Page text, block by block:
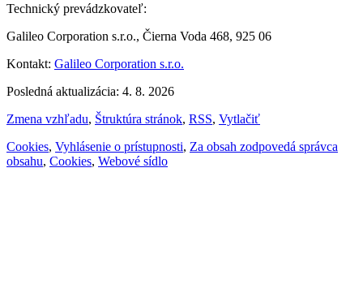
Technický prevádzkovateľ:
Galileo Corporation s.r.o., Čierna Voda 468, 925 06
Kontakt: Galileo Corporation s.r.o.
Posledná aktualizácia: 4. 8. 2026
Zmena vzhľadu, Štruktúra stránok, RSS, Vytlačiť
Cookies, Vyhlásenie o prístupnosti, Za obsah zodpovedá správca
obsahu, Cookies, Webové sídlo